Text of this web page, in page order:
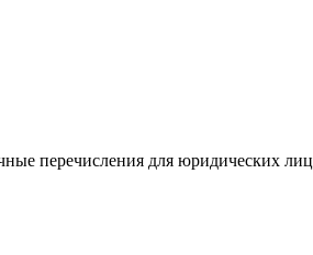
перечисления для юридических лиц